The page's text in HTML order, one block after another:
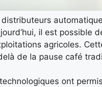
il est possible
agricoles.
de la pause café
ont